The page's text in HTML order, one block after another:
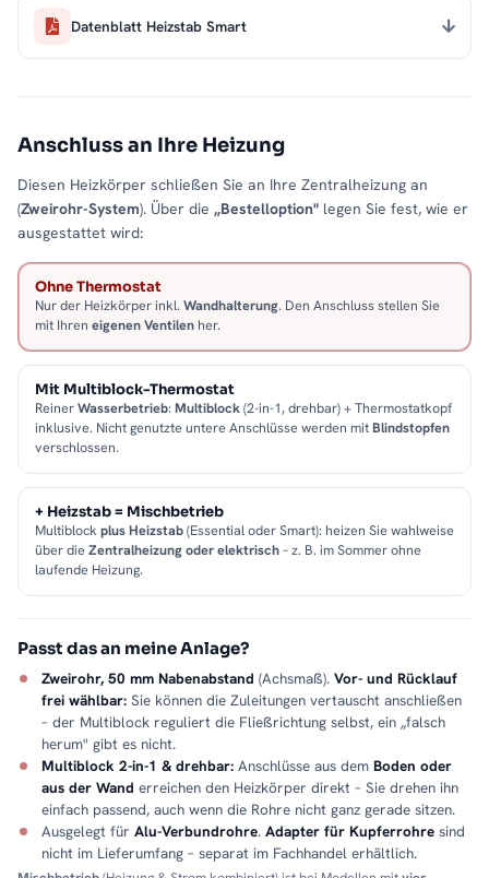
Datenblatt Heizstab Smart
Anschluss an Ihre Heizung
Diesen Heizkörper schließen Sie an Ihre Zentralheizung an
(Zweirohr-System). Über die „Bestelloption" legen Sie fest, wie er
ausgestattet wird:
Ohne Thermostat
Nur der Heizkörper inkl. Wandhalterung. Den Anschluss stellen Sie
mit Ihren eigenen Ventilen her.
Mit Multiblock-Thermostat
ReinerWasserbetrieb: Multiblock(2-in-1, drehbar) + Thermostatkopf
inklusive. Nicht genutzte untere Anschlüsse werden mitBlindstopfen
verschlossen.
+ Heizstab = Mischbetrieb
Multiblock plus Heizstab(Essential oder Smart): heizen Sie wahlweise
über die Zentralheizung oder elektrisch– z. B. im Sommer ohne
laufende Heizung.
Passt das an meine Anlage?
Zweirohr, 50 mm Nabenabstand (Achsmaß). Vor- und Rücklauf
frei wählbar: Sie können die Zuleitungen vertauscht anschließen
– der Multiblock reguliert die Fließrichtung selbst, ein „falsch
herum" gibt es nicht.
Multiblock 2-in-1 & drehbar: Anschlüsse aus dem Boden oder
aus der Wand erreichen den Heizkörper direkt – Sie drehen ihn
einfach passend, auch wenn die Rohre nicht ganz gerade sitzen.
Ausgelegt für Alu-Verbundrohre. Adapter für Kupferrohre sind
nicht im Lieferumfang – separat im Fachhandel erhältlich.